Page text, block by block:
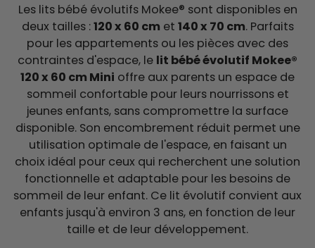
Les lits bébé évolutifs Mokee® sont disponibles en
deux tailles :120 x 60 cm et 140 x 70 cm. Parfaits
pour les appartements ou les pièces avec des
contraintes d'espace, le lit bébé évolutif Mokee®
120 x 60 cm Mini offre aux parents un espace de
sommeil confortable pour leurs nourrissons et
jeunes enfants, sans compromettre la surface
disponible. Son encombrement réduit permet une
utilisation optimale de l'espace, en faisant un
choix idéal pour ceux qui recherchent une solution
fonctionnelle et adaptable pour les besoins de
sommeil de leur enfant. Ce lit évolutif convient aux
enfants jusqu'à environ 3 ans, en fonction de leur
taille et de leur développement.